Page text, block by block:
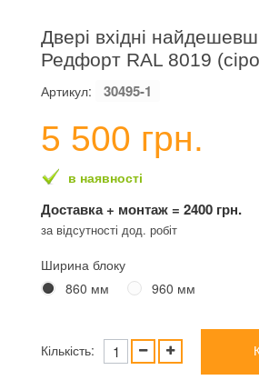
Двері вхідні
Редфорт RAL 8019
Артикул: 30495-1
5 500 грн.
в наявності
Доставка + монтаж = 2400 грн.
за відсутності дод. робіт
Ширина блоку
860 мм
960 мм
Кількість: